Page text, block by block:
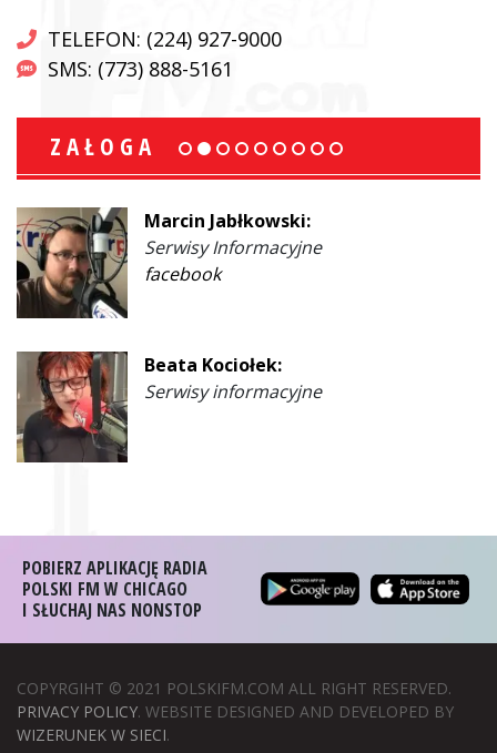
TELEFON: (224) 927-9000
SMS: (773) 888-5161
ZAŁOGA
Marcin Jabłkowski:
Serwisy Informacyjne
facebook
Beata Kociołek:
Serwisy informacyjne
POBIERZ APLIKACJĘ RADIA
POLSKI FM W CHICAGO
I SŁUCHAJ NAS NONSTOP
COPYRGIHT © 2021 POLSKIFM.COM ALL RIGHT RESERVED.
PRIVACY POLICY. WEBSITE DESIGNED AND DEVELOPED BY
WIZERUNEK W SIECI.